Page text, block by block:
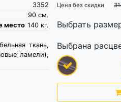
3352
см.
90
место
кг.
140
ткань,
ламели),
Цена без скидки
Выбрать
Выбрана